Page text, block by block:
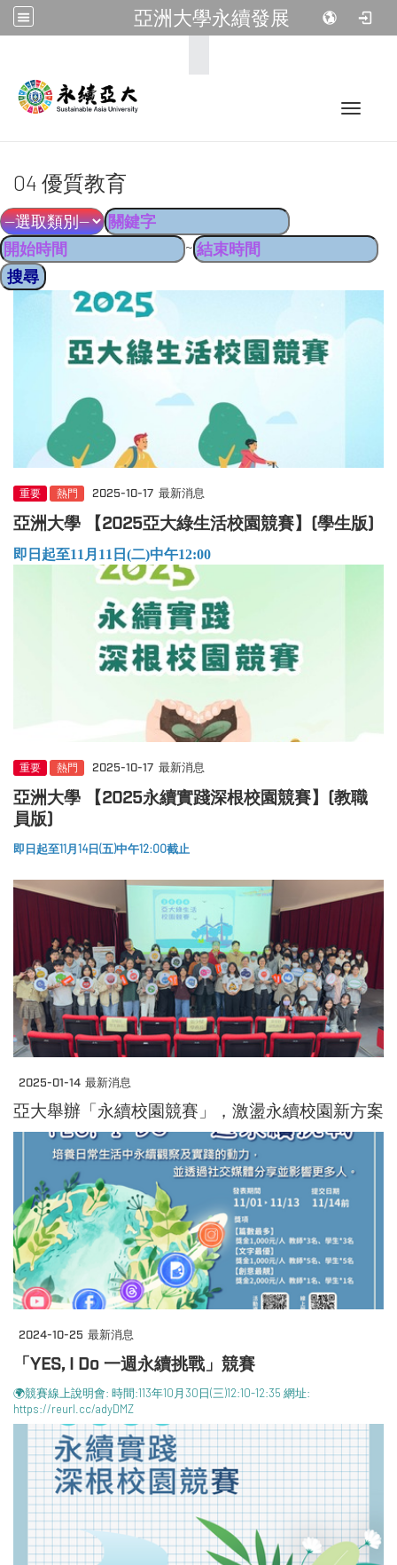
亞洲大學永續發展
Toggle
04 優質教育
~
重要 熱門 2025-10-17 最新消息
亞洲大學 【2025亞大綠生活校園競賽】(學生版)
即日起至11月11日(二)中午12:00
重要 熱門 2025-10-17 最新消息
亞洲大學 【2025永續實踐深根校園競賽】(教職
員版)
即日起至11月14日(五)中午12:00截止
2025-01-14 最新消息
亞大舉辦「永續校園競賽」，激盪永續校園新方案
2024-10-25 最新消息
「YES, I Do 一週永續挑戰」競賽
🌍競賽線上說明會: 時間:113年10月30日(三)12:10-12:35 網址:
https://reurl.cc/adyDMZ